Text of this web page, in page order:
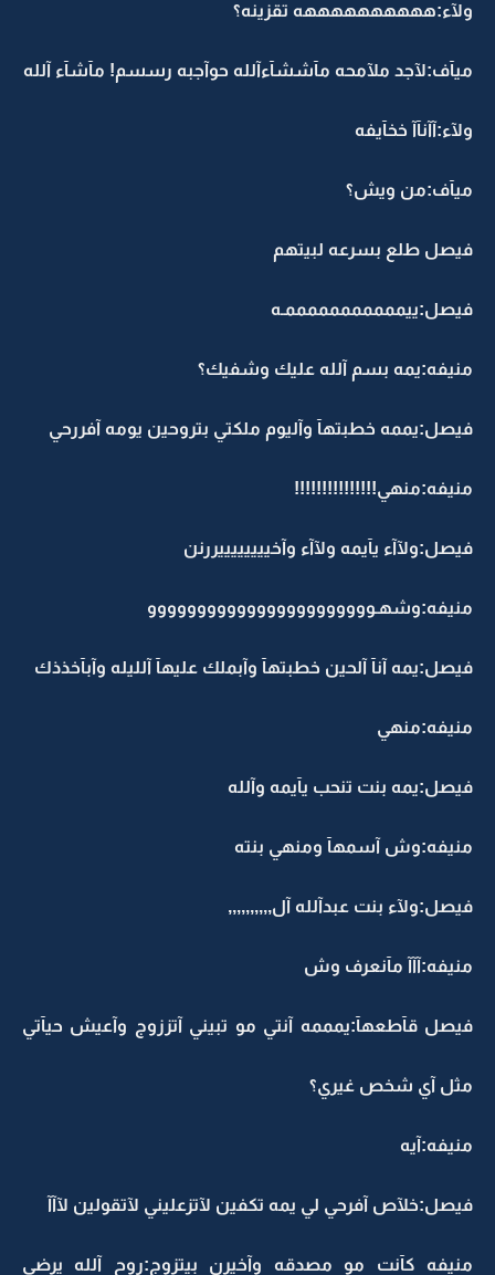
ولآء:ههههههههههه تقزينه؟
ميآف:لآجد ملآمحه مآششآءآلله حوآجبه رسسم! مآشآء آلله
ولآء:آآنآآ خخآيفه
ميآف:من ويش؟
فيصل طلع بسرعه لبيتهم
فيصل:ييمممممممممممـه
منيفه:يمه بسم آلله عليك وشفيك؟
فيصل:يممه خطبتهآ وآليوم ملكتي بتروحين يومه آفررحي
منيفه:منهي!!!!!!!!!!!!!!!
فيصل:ولآآء يآيمه ولآآء وآخييييييييررنن
منيفه:وشهـووووووووووووووووووووووو
فيصل:يمه آنآ آلحين خطبتهآ وآبملك عليهآ آلليله وآبآخذذك
منيفه:منهي
فيصل:يمه بنت تنحب يآيمه وآلله
منيفه:وش آسمهآ ومنهي بنته
فيصل:ولآء بنت عبدآلله آل,,,,,,,,,,
منيفه:آآآ مآنعرف وش
فيصل قآطعهآ:يمممه آنتي مو تبيني آتززوج وآعيش حيآتي
مثل آي شخص غيري؟
منيفه:آيه
فيصل:خلآص آفرحي لي يمه تكفين لآتزعليني لآتقولين لآآآ
منيفه كآنت مو مصدقه وآخيرن بيتزوج:روح آلله يرضى